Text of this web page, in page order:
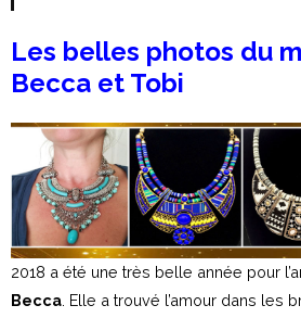
Les belles photos du
Becca et Tobi
2018 a été une très belle année pour
Becca . Elle a trouvé l’amour dans les